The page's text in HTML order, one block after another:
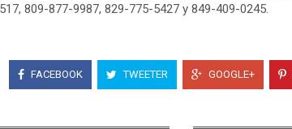
809-877-9987, 829-775-5427 y 849-409-0245.
FACEBOOK TWEETER GOOGLE+